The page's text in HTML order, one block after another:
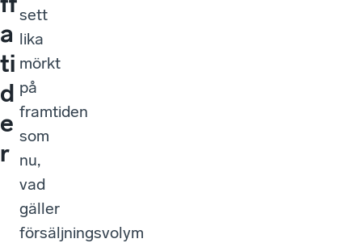
a
ti
d
e
r
sett
lika
mörkt
på
framtiden
som
nu,
vad
gäller
försäljningsvolym